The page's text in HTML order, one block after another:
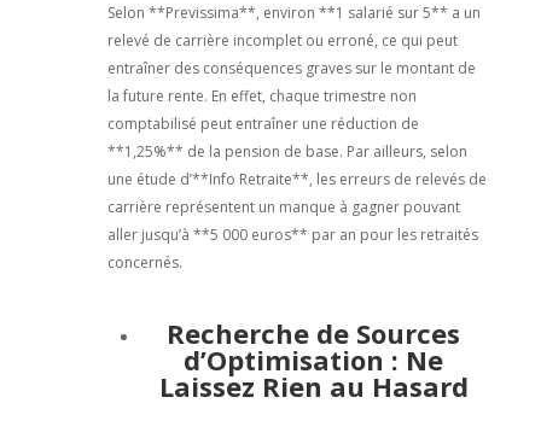
Selon **Previssima**, environ **1 salarié sur 5** a un
relevé de carrière incomplet ou erroné, ce qui peut
entraîner des conséquences graves sur le montant de
la future rente. En effet, chaque trimestre non
comptabilisé peut entraîner une réduction de
**1,25%** de la pension de base. Par ailleurs, selon
une étude d’**Info Retraite**, les erreurs de relevés de
carrière représentent un manque à gagner pouvant
aller jusqu’à **5 000 euros** par an pour les retraités
concernés.
Recherche de Sources
d’Optimisation : Ne
Laissez Rien au Hasard